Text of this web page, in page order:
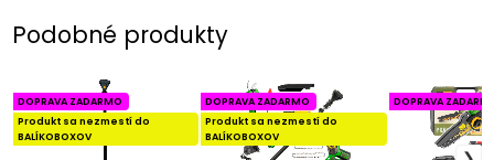
Podobné produkty
DOPRAVA ZADARMO
Produkt sa nezmestí do
BALÍKOBOXOV
DOPRAVA ZADARMO
Produkt sa nezmestí do
BALÍKOBOXOV
DOPRAVA